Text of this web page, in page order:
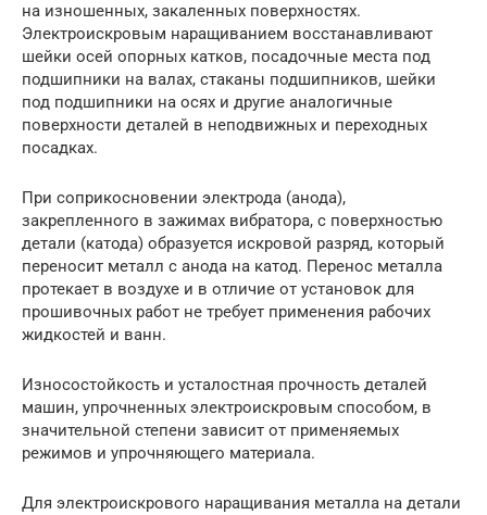
на изношенных, закаленных поверхностях.
Электроискровым наращиванием восстанавливают
шейки осей опорных катков, посадочные места под
подшипники на валах, стаканы подшипников, шейки
под подшипники на осях и другие аналогичные
поверхности деталей в неподвижных и переходных
посадках.
При соприкосновении электрода (анода),
закрепленного в зажимах вибратора, с поверхностью
детали (катода) образуется искровой разряд, который
переносит металл с анода на катод. Перенос металла
протекает в воздухе и в отличие от установок для
прошивочных работ не требует применения рабочих
жидкостей и ванн.
Износостойкость и усталостная прочность деталей
машин, упрочненных электроискровым способом, в
значительной степени зависит от применяемых
режимов и упрочняющего материала.
Для электроискрового наращивания металла на детали